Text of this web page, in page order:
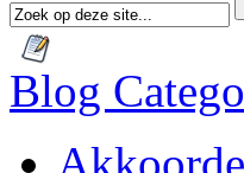
Blog